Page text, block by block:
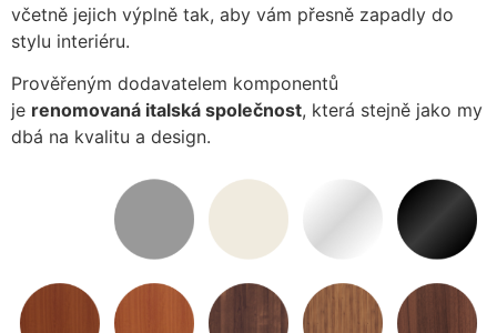
včetně jejich výplně tak, aby vám přesně zapadly do
stylu interiéru.
Prověřeným dodavatelem komponentů
je renomovaná italská společnost, která stejně jako my
dbá na kvalitu a design.